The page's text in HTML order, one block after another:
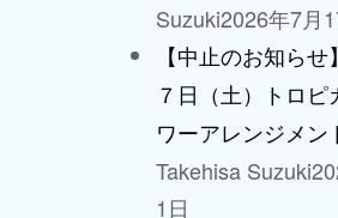
Suzuki2026年7月
【中止のお知らせ
７日（土）トロピ
ワーアレンジメン
Takehisa Suzuki
1日